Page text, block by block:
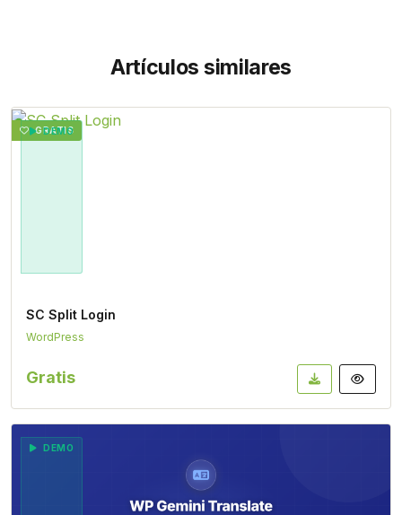
Artículos similares
GRATIS
DEMO
SC Split Login
WordPress
Gratis
DEMO